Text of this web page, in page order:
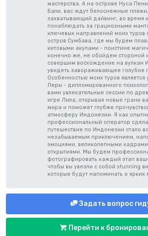
мастерства. А на острове Нуса
Бали, вас ждут белоснежные
захватывающий дайвинг, во время
понаблюдать за грациозными
ключевых направлений моих туров
остров Сумбава, где мы будем
китовыми акулами - поистине
конечно же, не обойдем стороной
совершим восхождение на вулкан
увидеть завораживающее голубое
Особенностью моих туров
Леры - дипломированного
вами увлекательные сессии по
игре Лила, открывая новые грани
мира и поможет глубже
атмосферу Индонезии. Я как
профессиональный оператор
путешествие по Индонезии стало
незабываемым приключением,
эмоциями, великолепными
открытиями. Мы будем
фотографировать каждый этап
чтобы вы увезли с собой stunning
которые будут напоминать о
Задать вопрос
Перейти к